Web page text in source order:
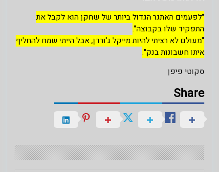
"לפעמים האתגר הגדול ביותר של שחקן הוא לקבל את
התפקיד שלו בקבוצה".
"מעולם לא רציתי להיות מייקל ג'ורדן, אבל הייתי שמח להחליף
איתו חשבונות בנק".
סקוטי פיפן
Share